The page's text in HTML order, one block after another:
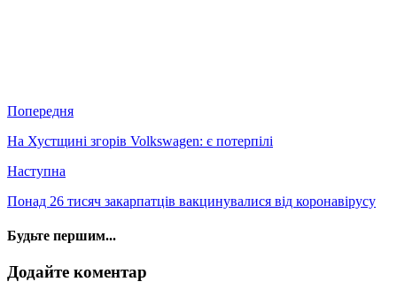
Попередня
На Хустщині згорів Volkswagen: є потерпілі
Наступна
Понад 26 тисяч закарпатців вакцинувалися від коронавірусу
Будьте першим...
Додайте коментар